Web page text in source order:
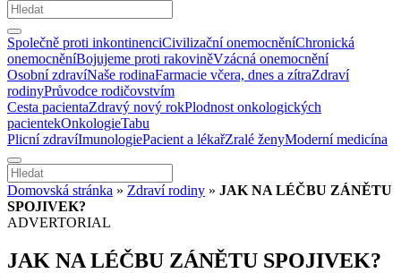
Společně proti inkontinenciCivilizační onemocněníChronická
onemocněníBojujeme proti rakoviněVzácná onemocnění
Osobní zdravíNaše rodinaFarmacie včera, dnes a zítraZdraví
rodinyPrůvodce rodičovstvím
Cesta pacientaZdravý nový rokPlodnost onkologických
pacientekOnkologieTabu
Plicní zdravíImunologiePacient a lékařZralé ženyModerní medicína
Domovská stránka » Zdraví rodiny » JAK NA LÉČBU ZÁNĚTU
SPOJIVEK?
ADVERTORIAL
JAK NA LÉČBU ZÁNĚTU SPOJIVEK?